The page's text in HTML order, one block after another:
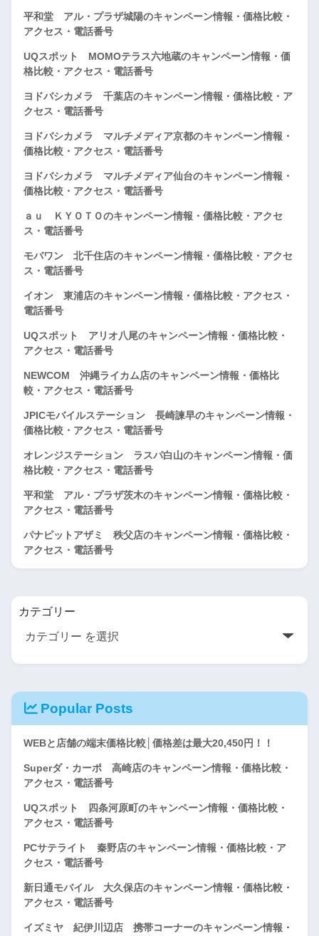
平和堂 アル・プラザ城陽のキャンペーン情報・価格比較・
アクセス・電話番号
UQスポット MOMOテラス六地蔵のキャンペーン情報・価
格比較・アクセス・電話番号
ヨドバシカメラ 千葉店のキャンペーン情報・価格比較・ア
クセス・電話番号
ヨドバシカメラ マルチメディア京都のキャンペーン情報・
価格比較・アクセス・電話番号
ヨドバシカメラ マルチメディア仙台のキャンペーン情報・
価格比較・アクセス・電話番号
ａｕ ＫＹＯＴＯのキャンペーン情報・価格比較・アクセ
ス・電話番号
モバワン 北千住店のキャンペーン情報・価格比較・アクセ
ス・電話番号
イオン 東浦店のキャンペーン情報・価格比較・アクセス・
電話番号
UQスポット アリオ八尾のキャンペーン情報・価格比較・
アクセス・電話番号
NEWCOM 沖縄ライカム店のキャンペーン情報・価格比
較・アクセス・電話番号
JPICモバイルステーション 長崎諫早のキャンペーン情報・
価格比較・アクセス・電話番号
オレンジステーション ラスパ白山のキャンペーン情報・価
格比較・アクセス・電話番号
平和堂 アル・プラザ茨木のキャンペーン情報・価格比較・
アクセス・電話番号
パナピットアザミ 秩父店のキャンペーン情報・価格比較・
アクセス・電話番号
カテゴリー
Popular Posts
WEBと店舗の端末価格比較│価格差は最大20,450円！！
Superダ・カーポ 高崎店のキャンペーン情報・価格比較・
アクセス・電話番号
UQスポット 四条河原町のキャンペーン情報・価格比較・
アクセス・電話番号
PCサテライト 秦野店のキャンペーン情報・価格比較・ア
クセス・電話番号
新日通モバイル 大久保店のキャンペーン情報・価格比較・
アクセス・電話番号
イズミヤ 紀伊川辺店 携帯コーナーのキャンペーン情報・